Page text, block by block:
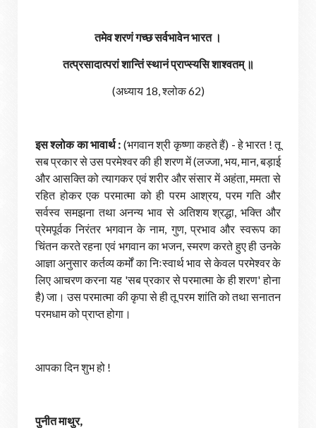
तमेव शरणं गच्छ सर्वभावेन भारत ।
तत्प्रसादात्परां शान्तिं स्थानं प्राप्स्यसि शाश्वतम् ॥
(अध्याय 18, श्लोक 62)
इस श्लोक का भावार्थ : (भगवान श्री कृष्णा कहते हैं) - हे भारत ! तू
सब प्रकार से उस परमेश्वर की ही शरण में (लज्जा, भय, मान, बड़ाई
और आसक्ति को त्यागकर एवं शरीर और संसार में अहंता, ममता से
रहित होकर एक परमात्मा को ही परम आश्रय, परम गति और
सर्वस्व समझना तथा अनन्य भाव से अतिशय श्रद्धा, भक्ति और
प्रेमपूर्वक निरंतर भगवान के नाम, गुण, प्रभाव और स्वरूप का
चिंतन करते रहना एवं भगवान का भजन, स्मरण करते हुए ही उनके
आज्ञा अनुसार कर्तव्य कर्मों का निःस्वार्थ भाव से केवल परमेश्वर के
लिए आचरण करना यह 'सब प्रकार से परमात्मा के ही शरण' होना
है) जा। उस परमात्मा की कृपा से ही तू परम शांति को तथा सनातन
परमधाम को प्राप्त होगा।
आपका दिन शुभ हो !
पुनीत माथुर,